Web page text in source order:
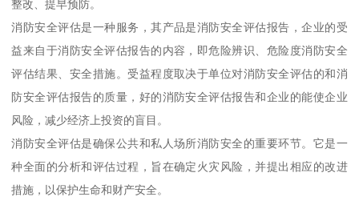
整改、提早预防。
消防安全评估是一种服务，其产品是消防安全评估报告，企业的受
益来自于消防安全评估报告的内容，即危险辨识、危险度消防安全
评估结果、安全措施。受益程度取决于单位对消防安全评估的和消
防安全评估报告的质量，好的消防安全评估报告和企业的能使企业
风险，减少经济上投资的盲目。
消防安全评估是确保公共和私人场所消防安全的重要环节。它是一
种全面的分析和评估过程，旨在确定火灾风险，并提出相应的改进
措施，以保护生命和财产安全。